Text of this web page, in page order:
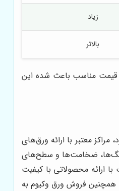
زیاد
بالاتر
قیمت مناسب باعث شده این
معتبر با ارائه ورق‌های
رنگ‌ها، ضخامت‌ها و سطح‌های
ارائه محصولاتی با کیفیت
همچنین فروش ورق وکیوم به